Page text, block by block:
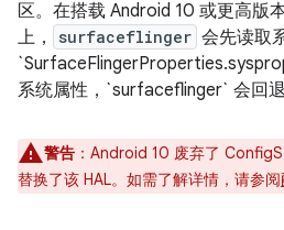
区。在搭载 Android 10 或更高版
上，
surfaceflinger 会先读取
系统属性，`surfaceflinger` 会回
警告 ：Android 10 废弃了
替换了该 HAL。如需了解详情，请参阅